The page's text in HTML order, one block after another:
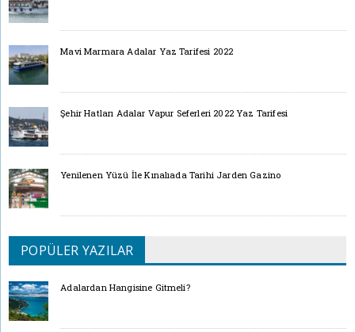
Mavi Marmara Adalar Yaz Tarifesi 2022
Şehir Hatları Adalar Vapur Seferleri 2022 Yaz Tarifesi
Yenilenen Yüzü İle Kınalıada Tarihi Jarden Gazino
POPÜLER YAZILAR
Adalardan Hangisine Gitmeli?